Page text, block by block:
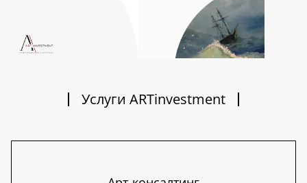
Услуги ARTinvestment